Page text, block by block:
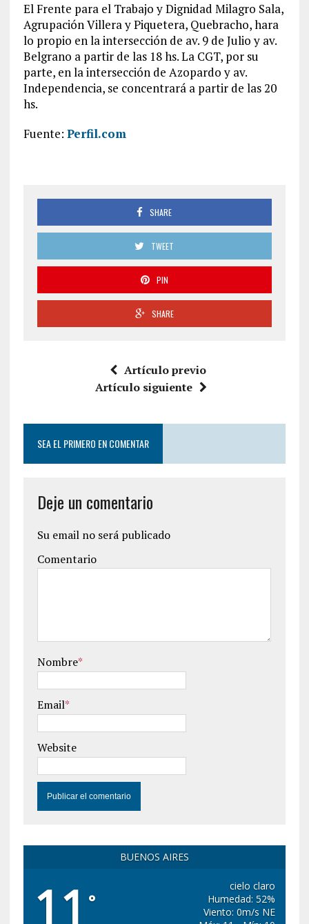
El Frente para el Trabajo y Dignidad Milagro Sala,
Agrupación Villera y Piquetera, Quebracho, hara
lo propio en la intersección de av. 9 de Julio y av.
Belgrano a partir de las 18 hs. La CGT, por su
parte, en la intersección de Azopardo y av.
Independencia, se concentrará a partir de las 20
hs.
Fuente: Perfil.com
SHARE
TWEET
PIN
SHARE
Artículo previo
Artículo siguiente
SEA EL PRIMERO EN COMENTAR
Deje un comentario
Su email no será publicado
Comentario
Nombre*
Email*
Website
BUENOS AIRES
11 °
cielo claro
Humedad: 52%
Viento: 0m/s NE